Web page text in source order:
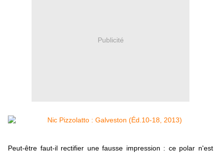
Publicité
Peut-être faut-il rectifier une fausse impression : ce polar n'est